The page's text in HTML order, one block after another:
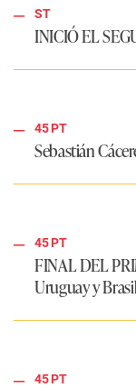
ST
INICIÓ EL
45 PT
Sebastián
45 PT
FINAL DEL
Uruguay y
45 PT